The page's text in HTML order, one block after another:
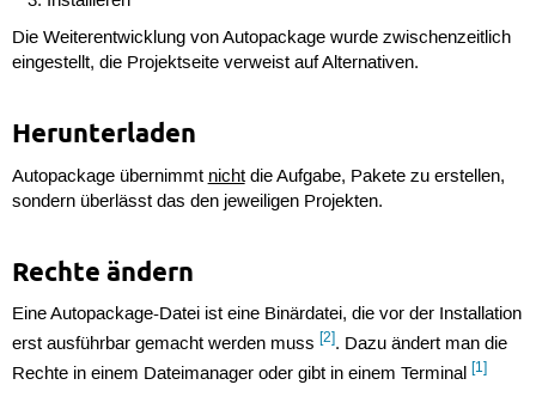
Die Weiterentwicklung von Autopackage wurde zwischenzeitlich
eingestellt, die Projektseite verweist auf Alternativen.
Herunterladen
Autopackage übernimmt nichtdie Aufgabe, Pakete zu erstellen,
sondern überlässt das den jeweiligen Projekten.
Rechte ändern
Eine Autopackage-Datei ist eine Binärdatei, die vor der Installation
erst ausführbar gemacht werden muss [2]. Dazu ändert man die
Rechte in einem Dateimanager oder gibt in einem Terminal [1]